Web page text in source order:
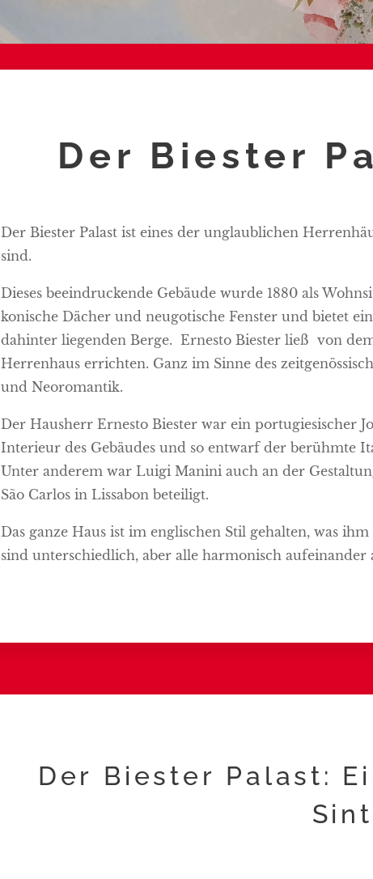
Der Biester
Der Biester Palast ist eines der unglaublichen
sind.
Dieses beeindruckende Gebäude wurde 1880 als
konische Dächer und neugotische Fenster und bietet
dahinter liegenden Berge. Ernesto Biester ließ von
Herrenhaus errichten. Ganz im Sinne des
und Neoromantik.
Der Hausherr Ernesto Biester war ein portugiesischer
Interieur des Gebäudes und so entwarf der berühmte
Unter anderem war Luigi Manini auch an der
São Carlos in Lissabon beteiligt.
Das ganze Haus ist im englischen Stil gehalten, was
sind unterschiedlich, aber alle harmonisch aufeinander
Der Biester Palast: